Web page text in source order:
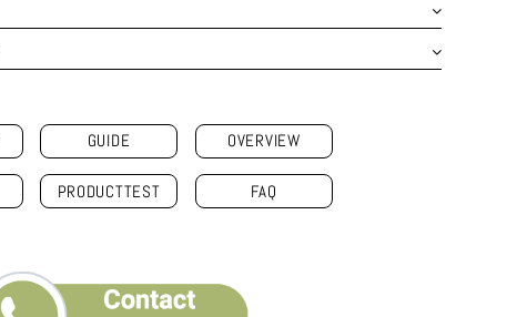
GUIDE OVERVIEW
PRODUCTTEST FAQ